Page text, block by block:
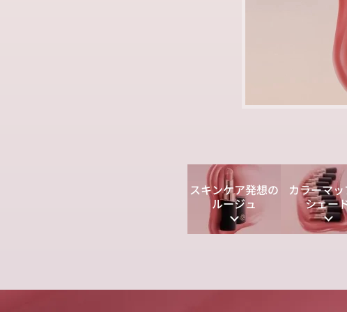
スキンケア発想の
ルージュ
カラーマッ
シェー